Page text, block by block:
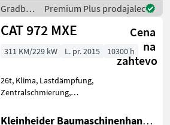
Conditio
Gradbeni
stroji /
CAT
Premium Plus prodajalec
CAT 972 MXE
Cena
na
zahtevo
311 KM/229 kW L. pr. 2015 10300 h
26t, Klima, Lastdämpfung,
Zentralschmierung,
m3 Schaufel Gradbeni stroji
Kleinheider Baumaschinenhandel GmbH.